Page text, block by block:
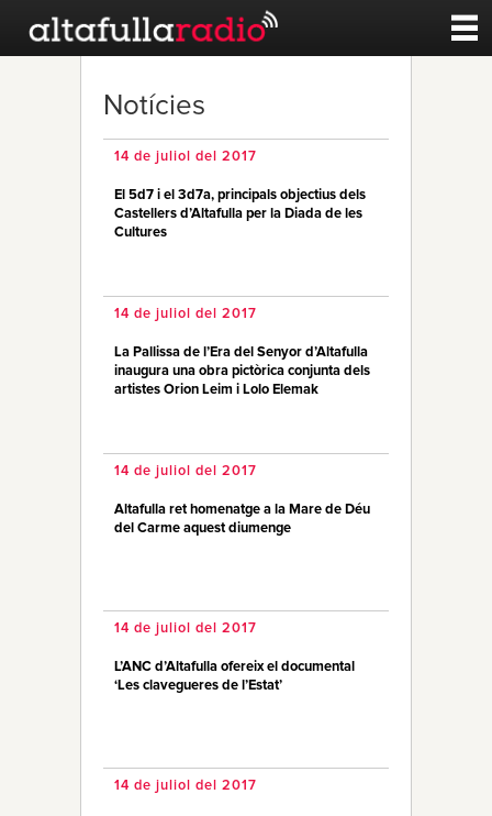
Esports
Qui Som
Notícies
14 de juliol del 2017
El 5d7 i el 3d7a, principals objectius dels
Castellers d’Altafulla per la Diada de les
Cultures
14 de juliol del 2017
La Pallissa de l’Era del Senyor d’Altafulla
inaugura una obra pictòrica conjunta dels
artistes Orion Leim i Lolo Elemak
14 de juliol del 2017
Altafulla ret homenatge a la Mare de Déu
del Carme aquest diumenge
14 de juliol del 2017
L’ANC d’Altafulla ofereix el documental
‘Les clavegueres de l’Estat’
14 de juliol del 2017